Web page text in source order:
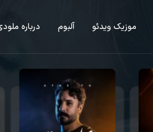
موزیک ویدئو آلبوم درباره